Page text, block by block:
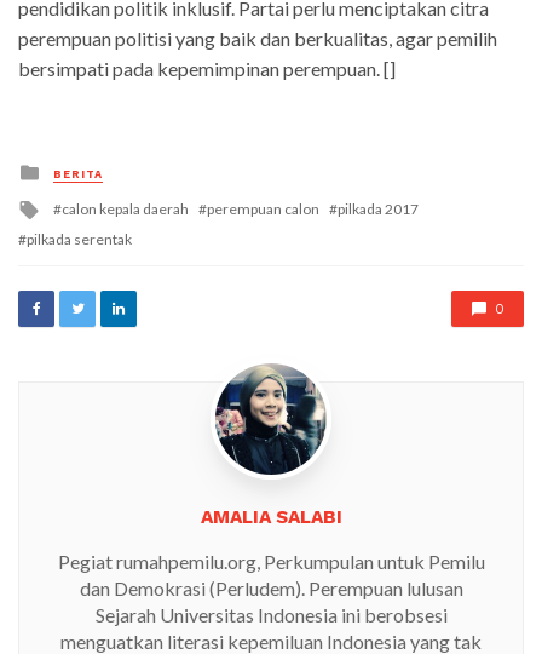
pendidikan politik inklusif. Partai perlu menciptakan citra
perempuan politisi yang baik dan berkualitas, agar pemilih
bersimpati pada kepemimpinan perempuan. []
Posted
in
BERITA
Tagged
calon kepala daerah perempuan calon
pilkada 2017
pilkada serentak
0
AMALIA SALABI
Pegiat rumahpemilu.org, Perkumpulan untuk Pemilu
dan Demokrasi (Perludem). Perempuan lulusan
Sejarah Universitas Indonesia ini berobsesi
menguatkan literasi kepemiluan Indonesia yang tak